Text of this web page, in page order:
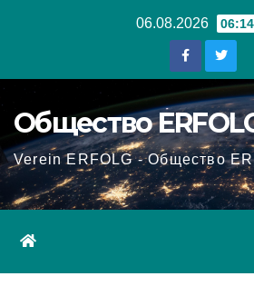
06.08.2026 06:14
Общество
Verein ERFOLG - Общество